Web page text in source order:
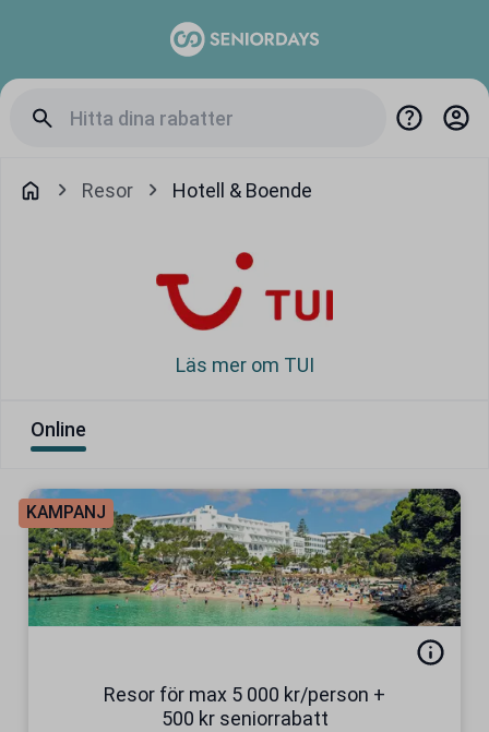
Resor Hotell & Boende
Läs mer om TUI
Online
KAMPANJ
Resor för max 5 000 kr/person +
500 kr seniorrabatt